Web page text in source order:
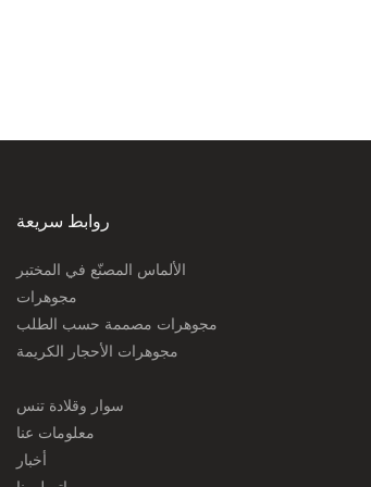
روابط سريعة
الألماس المصنّع في المختبر
مجوهرات
مجوهرات مصممة حسب الطلب
مجوهرات الأحجار الكريمة
سوار وقلادة تنس
معلومات عنا
أخبار